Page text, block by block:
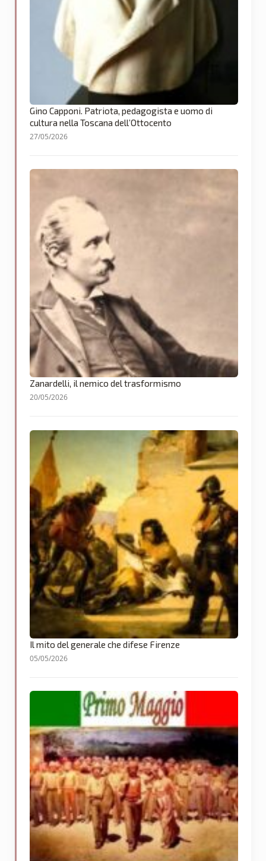
Gino Capponi. Patriota, pedagogista e uomo di
cultura nella Toscana dell’Ottocento
27/05/2026
Zanardelli, il nemico del trasformismo
20/05/2026
Il mito del generale che difese Firenze
05/05/2026